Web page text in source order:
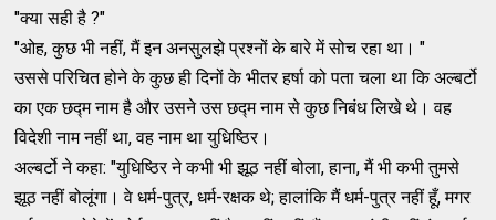
"क्या सही है ?"
"ओह, कुछ भी नहीं, मैं इन अनसुलझे प्रश्नों के बारे में सोच रहा था। "
उससे परिचित होने के कुछ ही दिनों के भीतर हर्षा को पता चला था कि अल्बर्टो
का एक छद्म नाम है और उसने उस छद्म नाम से कुछ निबंध लिखे थे। वह
विदेशी नाम नहीं था, वह नाम था युधिष्ठिर।
अल्बर्टो ने कहा: "युधिष्ठिर ने कभी भी झूठ नहीं बोला, हाना, मैं भी कभी तुमसे
झूठ नहीं बोलूंगा। वे धर्म-पुत्र, धर्म-रक्षक थे; हालांकि मैं धर्म-पुत्र नहीं हूँ, मगर